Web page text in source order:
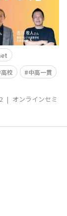
高校 中高一貫
| オンラインセミ